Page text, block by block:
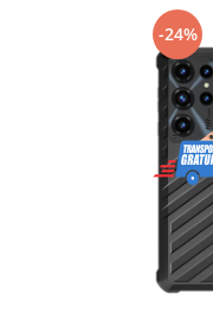
-24%